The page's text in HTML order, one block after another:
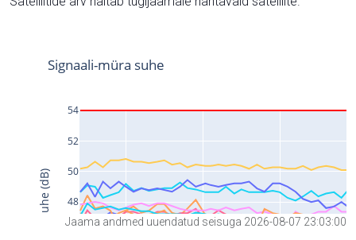
Jaama andmed uuendatud seisuga 2026-08-07 23:03:00